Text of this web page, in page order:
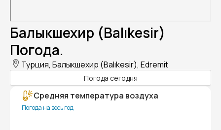
Балыкшехир (Balıkesir)
Погода.
Турция, Балыкшехир (Balıkesir), Edremit
Погода сегодня
Средняя температура воздуха
Погода на весь год